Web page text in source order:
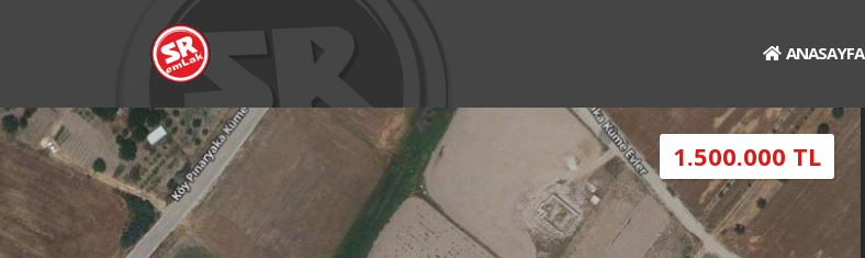
ANASAYFA
1.500.000 TL